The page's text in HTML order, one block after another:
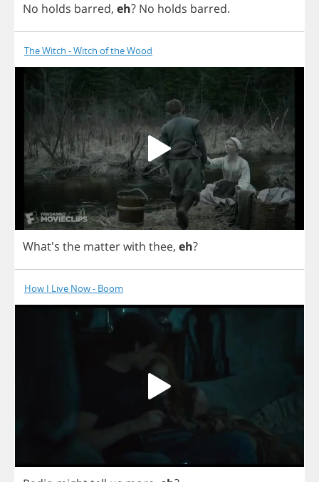
No holds barred, eh? No holds barred.
The Witch - Witch of the Wood
What's the matterwith thee, eh?
How I Live Now - Boom